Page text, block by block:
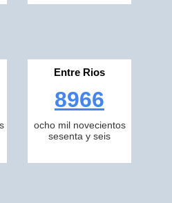
Entre Rios
8966
ocho mil novecientos
sesenta y seis